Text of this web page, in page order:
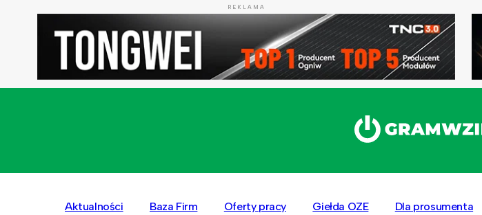
REKLAMA
Aktualności Baza Firm Oferty pracy Giełda OZE Dla prosumenta